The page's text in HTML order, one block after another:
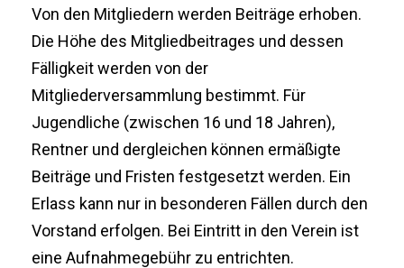
Von den Mitgliedern werden Beiträge erhoben.
Die Höhe des Mitgliedbeitrages und dessen
Fälligkeit werden von der
Mitgliederversammlung bestimmt. Für
Jugendliche (zwischen 16 und 18 Jahren),
Rentner und dergleichen können ermäßigte
Beiträge und Fristen festgesetzt werden. Ein
Erlass kann nur in besonderen Fällen durch den
Vorstand erfolgen. Bei Eintritt in den Verein ist
eine Aufnahmegebühr zu entrichten.